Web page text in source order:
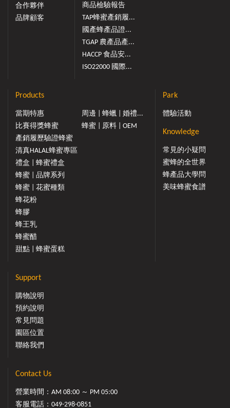
合作夥伴
品牌顧客
商品檢驗報告
TAP蜂蜜產銷履...
國產蜂產品證...
TGAP 農產品產...
HACCP 食品安...
ISO22000 國際...
Products
當期特惠
比賽得獎蜂蜜
產銷履歷驗證蜂蜜
清真HALAL蜂蜜專區
禮盒 | 蜂蜜禮盒
蜂蜜 | 品牌系列
蜂蜜 | 花蜜種類
蜂花粉
蜂膠
蜂王乳
蜂蜜醋
甜點 | 蜂蜜蛋糕
周邊 | 蜂蠟 | 婚禮...
蜂蜜 | 原料 | OEM
Park
體驗活動
Knowledge
常見的小疑問
蜜蜂的全世界
蜂產品大學問
美味蜂蜜食譜
Support
購物說明
預約說明
常見問題
園區位置
聯絡我們
Contact Us
營業時間：AM 08:00 ～ PM 05:00
客服電話： 049-298-0851